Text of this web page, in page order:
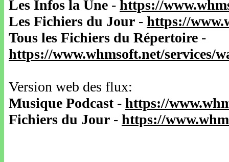
Les Infos la Une - https://
Les Fichiers du Jour - https://
Tous les Fichiers du Répertoire -
https://www.whmsoft.net/services/
Version web des flux:
Musique Podcast- https://
Fichiers du Jour - https://